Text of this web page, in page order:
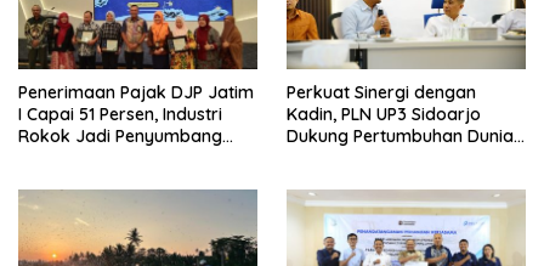
Penerimaan Pajak DJP Jatim
I Capai 51 Persen, Industri
Rokok Jadi Penyumbang
Perkuat Sinergi dengan
Kadin, PLN UP3 Sidoarjo
Dukung Pertumbuhan Dunia